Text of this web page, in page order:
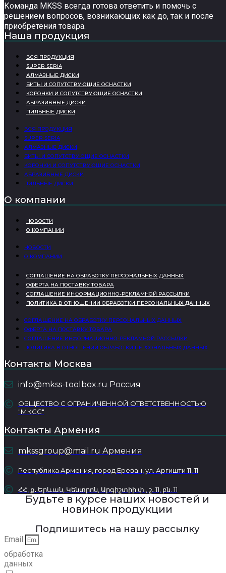
Команда MKSS всегда готова ответить и помочь с
решением вопросов, возникающих как до, так и после
приобретения товара.
Наша продукция
ВСЯ ПРОДУКЦИЯ
SUPER SERIA
АЛМАЗНЫЕ ДИСКИ
БИТЫ И СОПУТСТВУЮЩИЕ ОСНАСТКИ
КОРОНКИ И СОПУТСТВУЮЩИЕ ОСНАСТКИ
АБРАЗИВНЫЕ ДИСКИ
ПИЛЬНЫЕ ДИСКИ
ВСЯ ПРОДУКЦИЯ
SUPER SERIA
АЛМАЗНЫЕ ДИСКИ
БИТЫ И СОПУТСТВУЮЩИЕ ОСНАСТКИ
КОРОНКИ И СОПУТСТВУЮЩИЕ ОСНАСТКИ
АБРАЗИВНЫЕ ДИСКИ
ПИЛЬНЫЕ ДИСКИ
О компании
НОВОСТИ
О КОМПАНИИ
НОВОСТИ
О КОМПАНИИ
СОГЛАШЕНИЕ НА ОБРАБОТКУ ПЕРСОНАЛЬНЫХ ДАННЫХ
ОФЕРТА НА ПОСТАВКУ ТОВАРА
СОГЛАШЕНИЕ ИНФОРМАЦИОННО-РЕКЛАМНОЙ РАССЫЛКИ
ПОЛИТИКА В ОТНОШЕНИИ ОБРАБОТКИ ПЕРСОНАЛЬНЫХ ДАННЫХ
СОГЛАШЕНИЕ НА ОБРАБОТКУ ПЕРСОНАЛЬНЫХ ДАННЫХ
ОФЕРТА НА ПОСТАВКУ ТОВАРА
СОГЛАШЕНИЕ ИНФОРМАЦИОННО-РЕКЛАМНОЙ РАССЫЛКИ
ПОЛИТИКА В ОТНОШЕНИИ ОБРАБОТКИ ПЕРСОНАЛЬНЫХ ДАННЫХ
Контакты Москва
info@mkss-toolbox.ru Россия
ОБЩЕСТВО С ОГРАНИЧЕННОЙ ОТВЕТСТВЕННОСТЬЮ
"МКСС"
Контакты Армения
mkssgroup@mail.ru Армения
Республика Армения, город Ереван, ул. Аргишти 11, 11
ՀՀ, ք․ Երևան, Կենտրոն, Արգիշտիի փ., շ․ 11, բն. 11
Будьте в курсе наших новостей и
новинок продукции
Подпишитесь на нашу рассылку
Email
обработка
данных